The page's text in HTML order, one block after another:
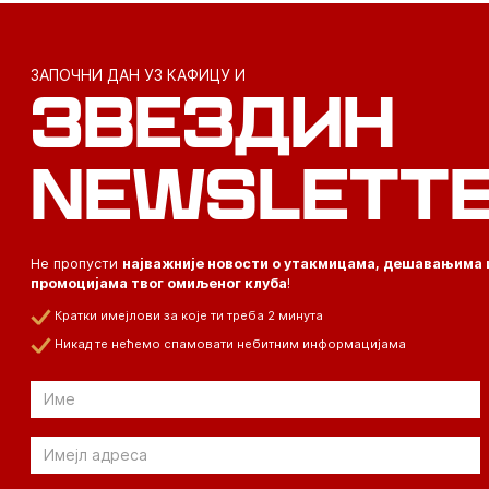
ЗАПОЧНИ ДАН УЗ КАФИЦУ И
ЗВЕЗДИН
Не пропусти најважније новости о утакмицама, дешавањима
промоцијама твог омиљеног клуба!
Кратки имејлови за које ти треба 2 минута
Никад те нећемо спамовати небитним информацијама
Email
Email